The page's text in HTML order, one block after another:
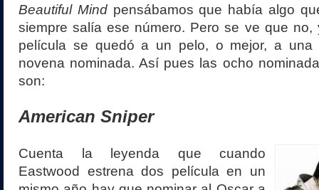
Beautiful Mindpensábamos que había algo
siempre salía ese número. Pero se ve que no,
película se quedó a un pelo, o mejor, a una
novena nominada. Así pues las ocho
son:
American Sniper
Cuenta la leyenda que cuando
Eastwood estrena dos película en un